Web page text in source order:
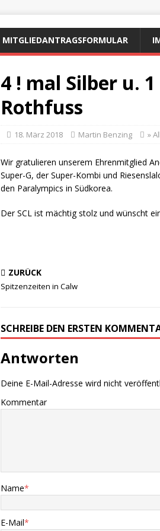
MITGLIEDANTRAGSFORMULAR
4 ! mal Silber u.
Rothfuss
18. März 2018 Martin Benzing »
Wir gratulieren unserem Ehrenmitglied
Super-G, der Super-Kombi und
den Paralympics in Südkorea.
Der SCL ist mächtig stolz und wünscht
ZURÜCK
Spitzenzeiten in Calw
SCHREIBE DEN ERSTEN
Antworten
Deine E-Mail-Adresse wird nicht
Kommentar
Name*
E-Mail*